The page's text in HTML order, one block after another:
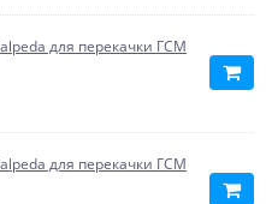
для перекачки ГСМ
для перекачки ГСМ